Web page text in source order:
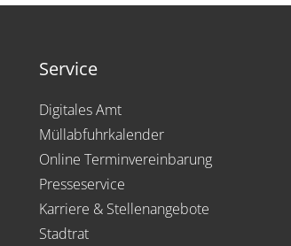
Service
Digitales Amt
Müllabfuhrkalender
Online Terminvereinbarung
Presseservice
Karriere & Stellenangebote
Stadtrat